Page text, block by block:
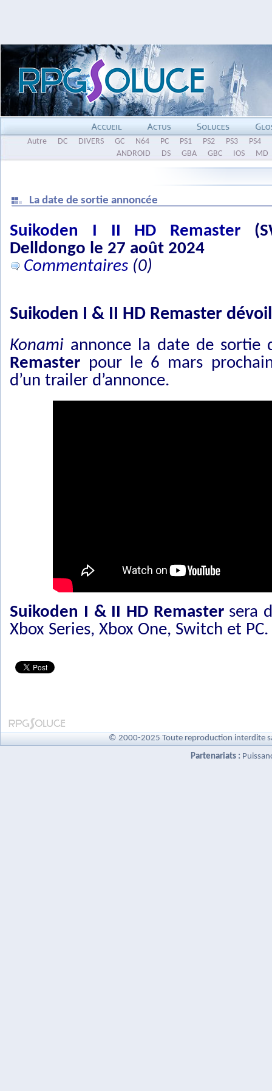
Autre DC DIVERS GC N64 PC PS1 PS2 PS3
PS4
ANDROID
DS GBA GBC IOS MD
La date de sortie annoncée
Suikoden I II HD Remaster
Delldongo le 27 août 2024
Commentaires (0)
Suikoden I & II HD Remaster
Konami annonce la date de sortie
Remaster pour le 6 mars
d’un trailer d’annonce.
Suikoden I & II HD Remastersera
Xbox Series, Xbox One, Switch et PC.
© 2000-2025 Toute reproduction interdite
Partenariats :